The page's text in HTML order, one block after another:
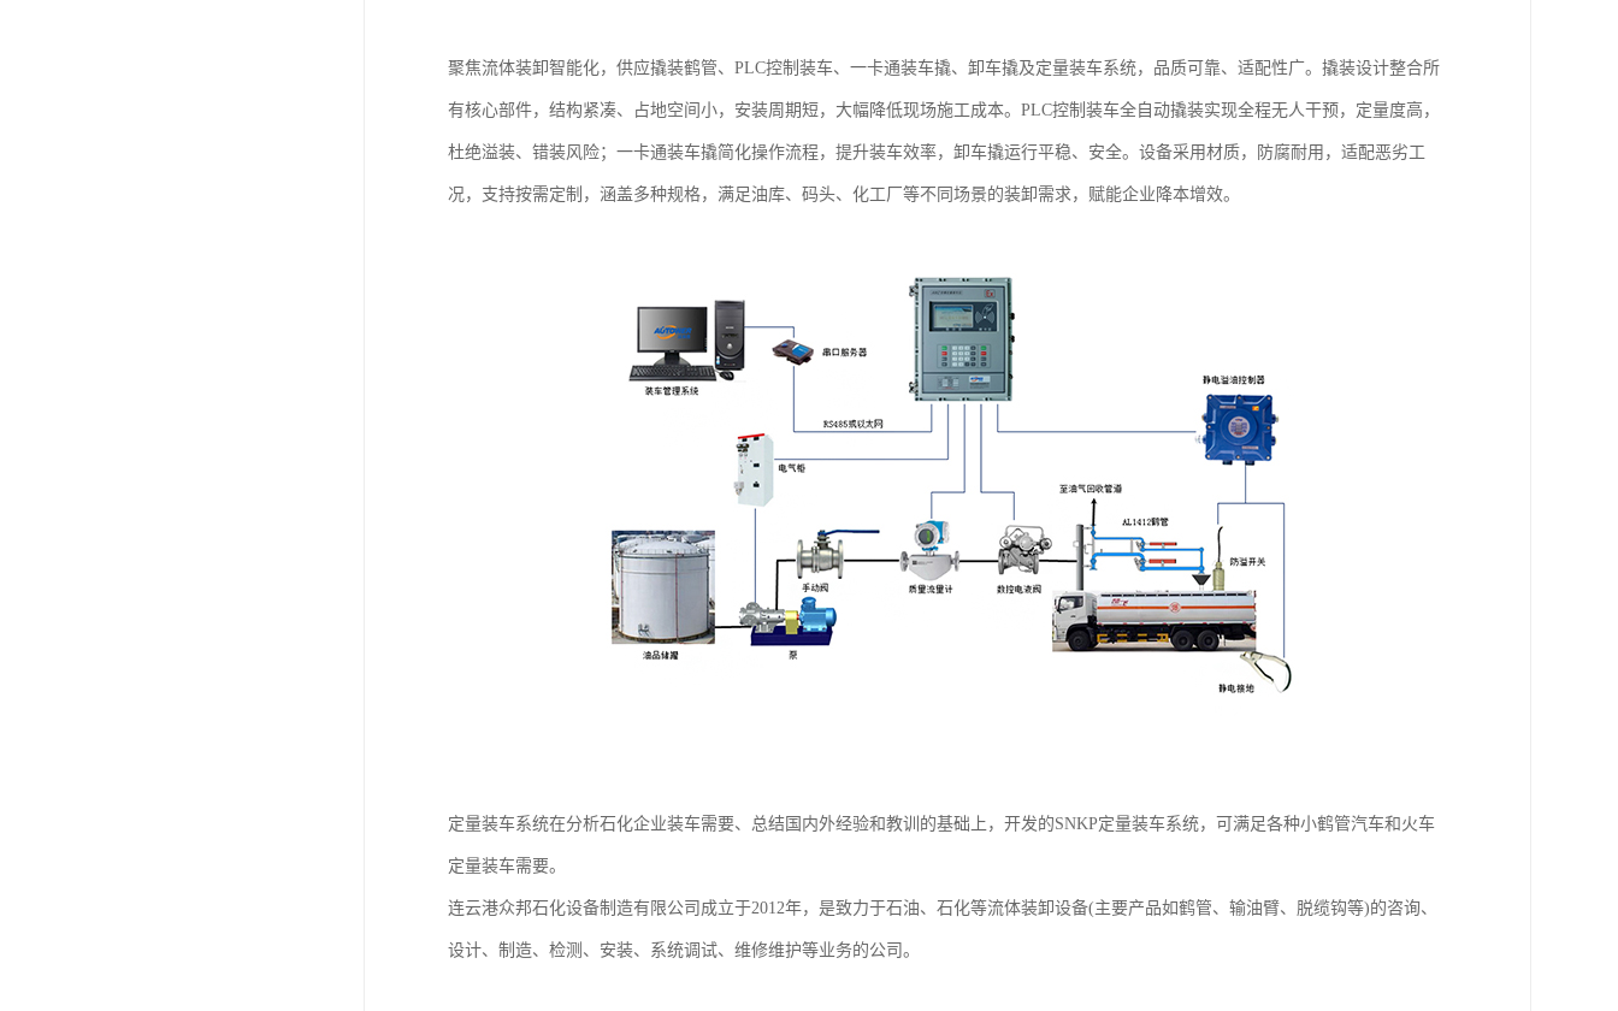
聚焦流体装卸智能化，供应撬装鹤管、PLC控制装车、一卡通装车撬、卸车撬及定量装车系统，品质可靠、适配性广。撬装设计整合所
有核心部件，结构紧凑、占地空间小，安装周期短，大幅降低现场施工成本。PLC控制装车全自动撬装实现全程无人干预，定量度高，
杜绝溢装、错装风险；一卡通装车撬简化操作流程，提升装车效率，卸车撬运行平稳、安全。设备采用材质，防腐耐用，适配恶劣工
况，支持按需定制，涵盖多种规格，满足油库、码头、化工厂等不同场景的装卸需求，赋能企业降本增效。
定量装车系统在分析石化企业装车需要、总结国内外经验和教训的基础上，开发的SNKP定量装车系统，可满足各种小鹤管汽车和火车
定量装车需要。
连云港众邦石化设备制造有限公司成立于2012年，是致力于石油、石化等流体装卸设备(主要产品如鹤管、输油臂、脱缆钩等)的咨询、
设计、制造、检测、安装、系统调试、维修维护等业务的公司。